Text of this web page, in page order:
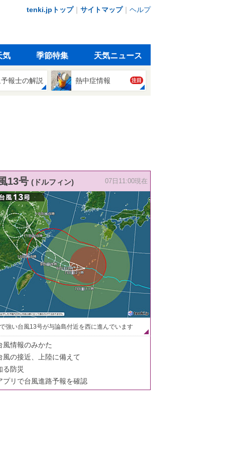
tenki.jpトップ｜ サイトマップ｜ ヘルプ
気 季節特集 天気ニュース
報士の解説 熱中症情報 注目
13号 (ドルフィン) 07日11:00現在
強い台風13号が与論島付近を西に進んでいます
風情報のみかた
風の接近、上陸に備えて
る防災
プリで台風進路予報を確認